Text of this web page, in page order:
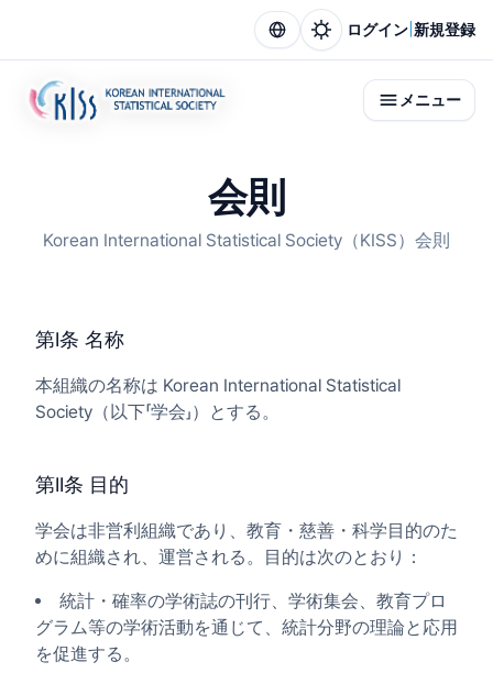
ログイン 新規登録
メニュー
会則
Korean International Statistical Society（KISS）会則
第I条 名称
本組織の名称は Korean International Statistical
Society（以下「学会」）とする。
第II条 目的
学会は非営利組織であり、教育・慈善・科学目的のた
めに組織され、運営される。目的は次のとおり：
統計・確率の学術誌の刊行、学術集会、教育プロ
グラム等の学術活動を通じて、統計分野の理論と応用
を促進する。